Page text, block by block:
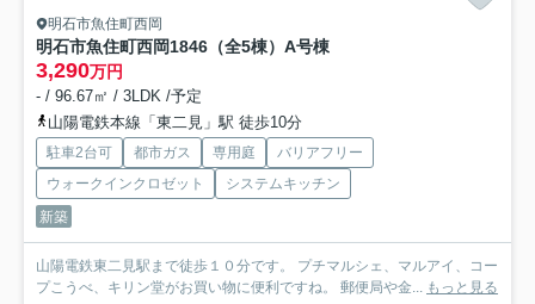
明石市魚住町西岡
明石市魚住町西岡1846（全5棟）A号棟
3,290万円
- / 96.67㎡ / 3LDK /予定
山陽電鉄本線「東二見」駅 徒歩10分
駐車2台可 都市ガス 専用庭
バリアフリー
ウォークインクロゼット
システムキッチン
新築
山陽電鉄東二見駅まで徒歩１０分です。 プチマルシェ、マルアイ、コー
プこうべ、キリン堂がお買い物に便利ですね。 郵便局や金... もっと見る